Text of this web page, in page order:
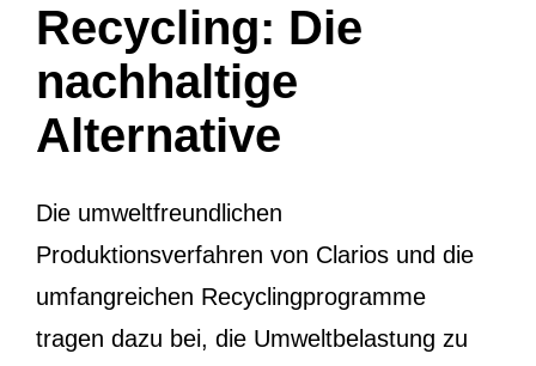
Recycling: Die
nachhaltige
Alternative
Die umweltfreundlichen
Produktionsverfahren von Clarios und die
umfangreichen Recyclingprogramme
tragen dazu bei, die Umweltbelastung zu